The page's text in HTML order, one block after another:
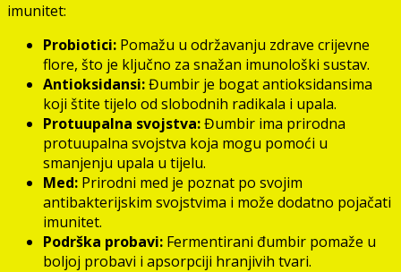
imunitet:
Probiotici: Pomažu u održavanju zdrave crijevne
flore, što je ključno za snažan imunološki sustav.
Antioksidansi:Đumbir je bogat antioksidansima
koji štite tijelo od slobodnih radikala i upala.
Protuupalna svojstva:Đumbir ima prirodna
protuupalna svojstva koja mogu pomoći u
smanjenju upala u tijelu.
Med: Prirodni med je poznat po svojim
antibakterijskim svojstvima i može dodatno pojačati
imunitet.
Podrška probavi: Fermentirani đumbir pomaže u
boljoj probavi i apsorpciji hranjivih tvari.